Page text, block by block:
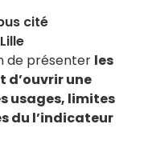
cité
de présenter les
d’ouvrir une
usages, limites
du l’indicateur